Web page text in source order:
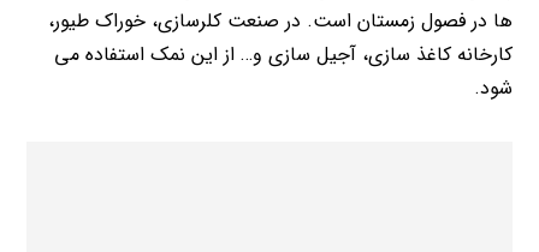
ها در فصول زمستان است. در صنعت کلرسازی، خوراک طیور،
کارخانه کاغذ سازی، آجیل سازی و… از این نمک استفاده می
شود.